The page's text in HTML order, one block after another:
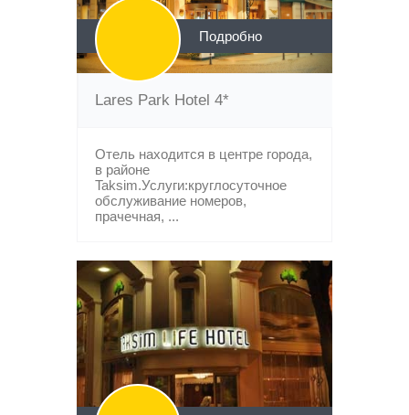
Подробно
Lares Park Hotel 4*
Отель находится в центре города,
в районе
Taksim.Услуги:круглосуточное
обслуживание номеров,
прачечная, ...